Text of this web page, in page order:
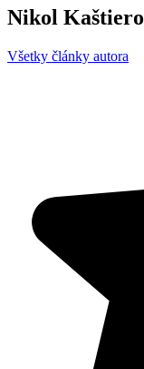
Nikol
Všetky články autora